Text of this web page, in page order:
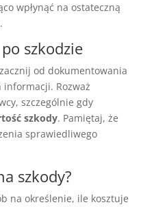
wpłynąć na ostateczną
szkodzie
od dokumentowania
Rozważ
szczególnie gdy
szkody. Pamiętaj, że
sprawiedliwego
szkody?
na określenie, ile kosztuje